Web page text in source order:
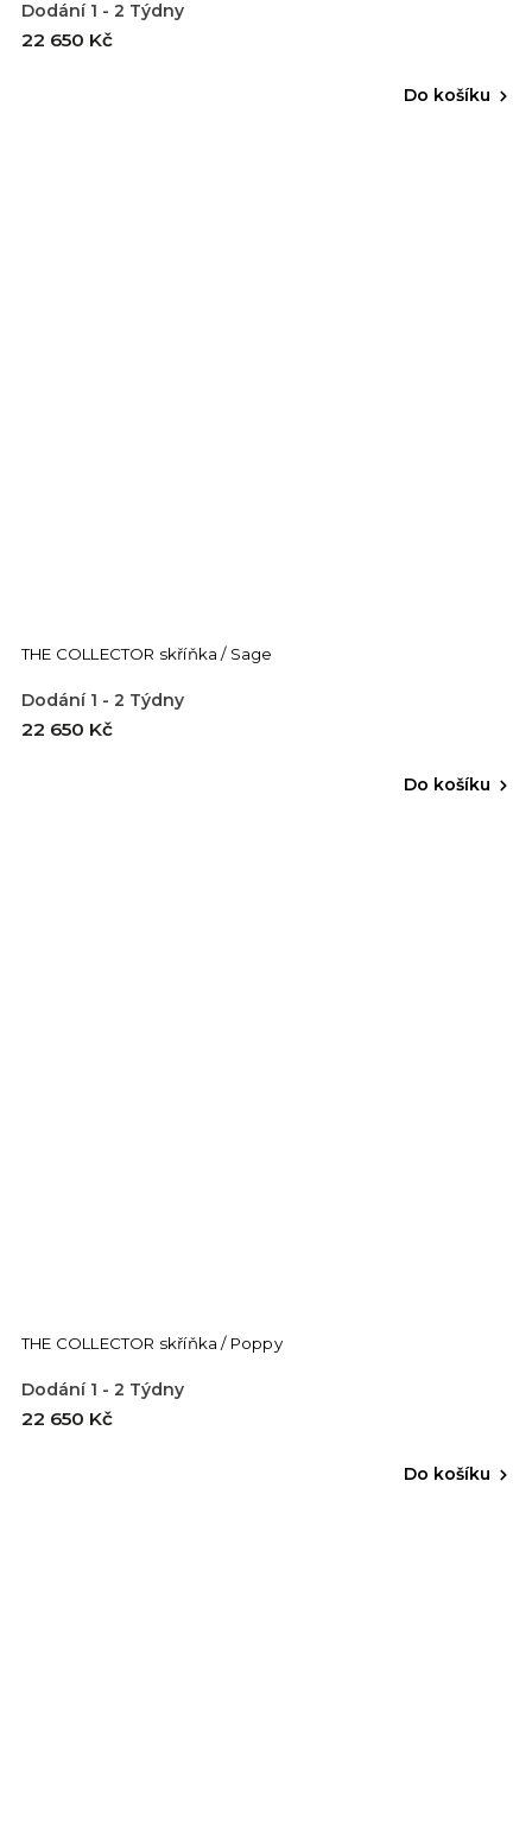
Dodání 1 - 2 Týdny
22 650 Kč
Do košíku
THE COLLECTOR skříňka / Sage
Dodání 1 - 2 Týdny
22 650 Kč
Do košíku
THE COLLECTOR skříňka / Poppy
Dodání 1 - 2 Týdny
22 650 Kč
Do košíku